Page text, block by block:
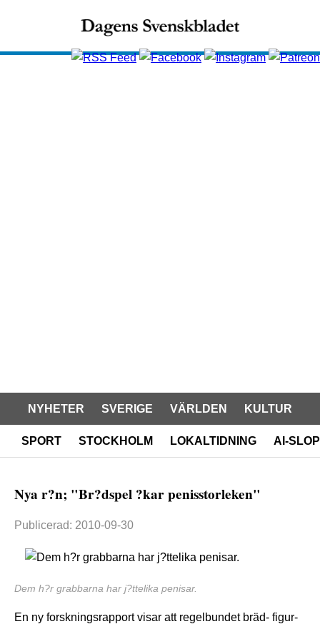
NYHETER SVERIGE VÄRLDEN KULTUR
SPORT STOCKHOLM LOKALTIDNING AI-SLOP
Nya r?n; "Br?dspel ?kar penisstorleken"
Publicerad: 2010-09-30
Dem h?r grabbarna har j?ttelika penisar.
En ny forskningsrapport visar att regelbundet bräd- figur-